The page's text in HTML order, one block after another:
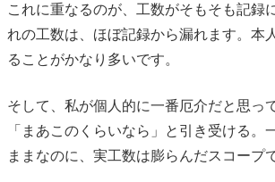
これに重なるのが、工数がそもそも記録
れの工数は、ほぼ記録から漏れます。本
ることがかなり多いです。
そして、私が個人的に一番厄介だと思っ
「まあこのくらいなら」と引き受ける
ままなのに、実工数は膨らんだスコープ